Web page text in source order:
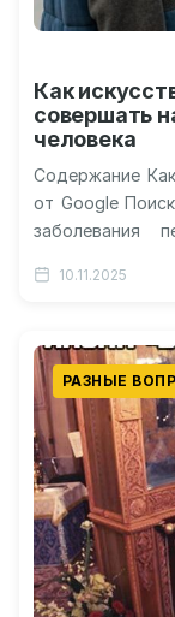
Как
совершать
человека
Содержание
от Google
заболевания
десятилетней
10.11.2025
РАЗНЫЕ